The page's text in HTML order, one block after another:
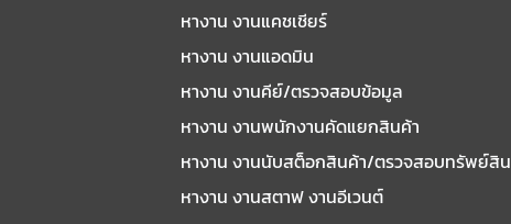
หางาน งานแคชเชียร์
หางาน งานแอดมิน
หางาน งานคีย์/ตรวจสอบข้อมูล
หางาน งานพนักงานคัดแยกสินค้า
หางาน งานนับสต็อกสินค้า/ตรวจสอบทรัพย์สิน
หางาน งานสตาฟ งานอีเวนต์